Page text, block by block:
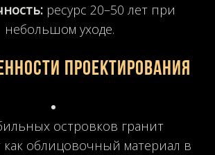
ресурс 20–50 лет при
небольшом уходе.
проектирования
островков гранит
как облицовочный материал в